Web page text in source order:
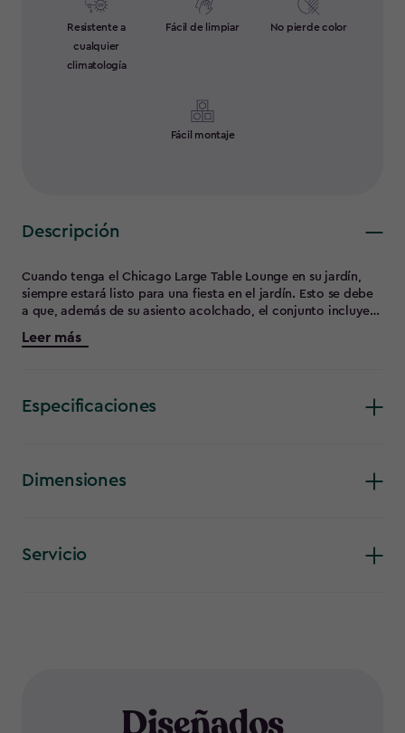
Resistente a
cualquier
climatología
Fácil de limpiar No pierde color
Fácil montaje
Descripción
Cuando tenga el Chicago Large Table Lounge en su jardín,
siempre estará listo para una fiesta en el jardín. Esto se debe
a que, además de su asiento acolchado, el conjunto incluye
una mesa de generosas dimensiones, perfecta para servir
aperitivos y bebidas. Este set de jardín está hecho de mimbre
instantáneamente en su jardín cuando puedan relajarse en
este cómodo y moderno conjunto de sofás
Leer más
Especificaciones
Dimensiones
Servicio